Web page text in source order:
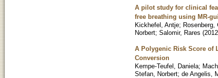
A pilot study for clinical
free breathing using MR-
Kickhefel, Antje; Rosenberg,
Norbert; Salomir, Rares (2012
A Polygenic Risk Score of
Conversion
Kempe-Teufel, Daniela;
Stefan, Norbert; de Angelis,